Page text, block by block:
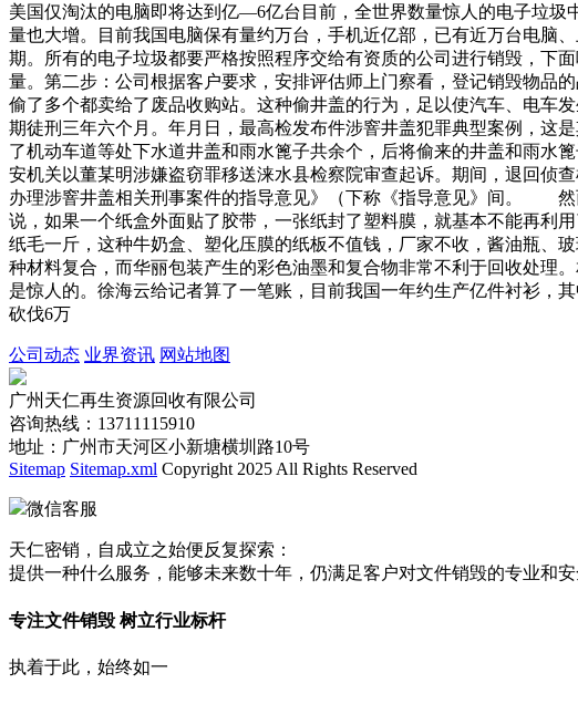
美国仅淘汰的电脑即将达到亿—6亿台目前，全世界数量惊人的电子垃
量也大增。目前我国电脑保有量约万台，手机近亿部，已有近万台电脑
期。所有的电子垃圾都要严格按照程序交给有资质的公司进行销毁，下
量。第二步：公司根据客户要求，安排评估师上门察看，登记销毁物品
偷了多个都卖给了废品收购站。这种偷井盖的行为，足以使汽车、电车
期徒刑三年六个月。年月日，最高检发布件涉窨井盖犯罪典型案例，
了机动车道等处下水道井盖和雨水篦子共余个，后将偷来的井盖和
安机关以董某明涉嫌盗窃罪移送涞水县检察院审查起诉。期间，退回
办理涉窨井盖相关刑事案件的指导意见》（下称《指导意见》间。 然
说，如果一个纸盒外面贴了胶带，一张纸封了塑料膜，就基本不能再
纸毛一斤，这种牛奶盒、塑化压膜的纸板不值钱，厂家不收，酱油瓶
种材料复合，而华丽包装产生的彩色油墨和复合物非常不利于回收处
是惊人的。徐海云给记者算了一笔账，目前我国一年约生产亿件衬衫，
砍伐6万
公司动态 业界资讯 网站地图
广州天仁再生资源回收有限公司
咨询热线：13711115910
地址：广州市天河区小新塘横圳路10号
Sitemap Sitemap.xml Copyright 2025 All Rights Reserved
微信客服
天仁密销，自成立之始便反复探索：
提供一种什么服务，能够未来数十年，仍满足客户对文件销毁的专业和安
专注文件销毁 树立行业标杆
执着于此，始终如一